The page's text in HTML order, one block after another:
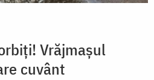
Vrăjmașul
cuvânt